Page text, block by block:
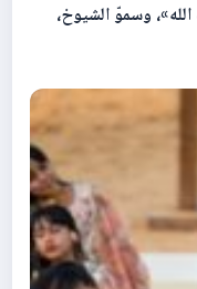
وسموّ الشيوخ،